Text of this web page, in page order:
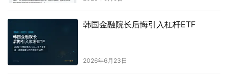
韩国金融院长后悔引入杠杆ETF
2026年6月23日